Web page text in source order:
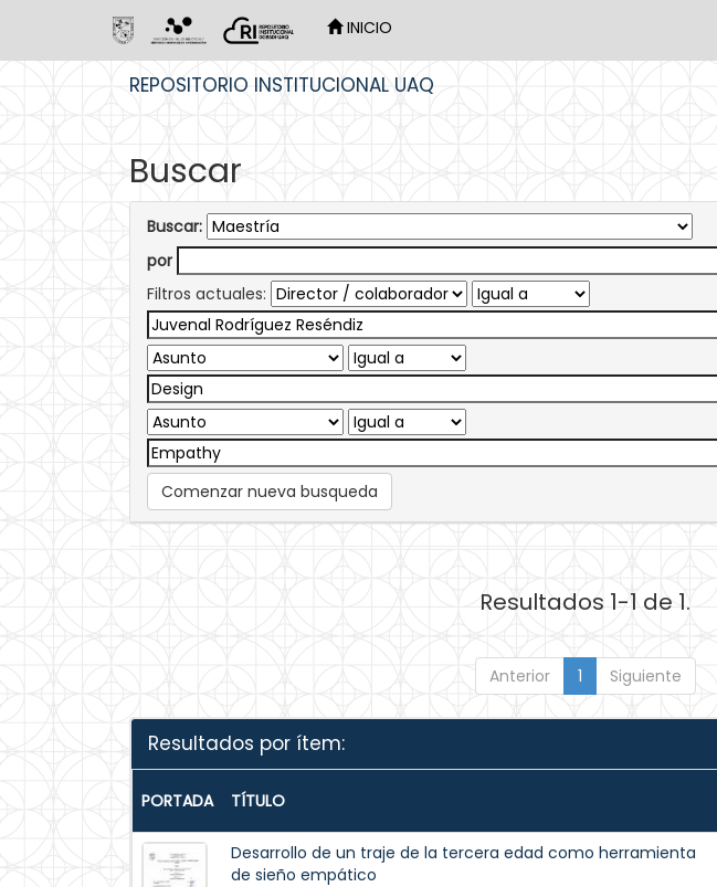
INICIO
REPOSITORIO INSTITUCIONAL UAQ
Buscar
Buscar:
por
Filtros actuales:
Comenzar nueva busqueda
Resultados 1-1 de 1.
Anterior 1 Siguiente
Resultados por ítem:
PORTADA TÍTULO
Desarrollo de un traje de la tercera edad como herramienta
de sieño empático